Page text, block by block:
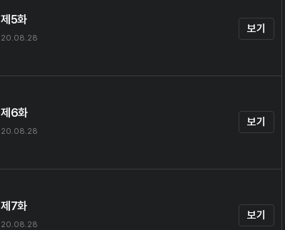
제5화
20.08.28
보기
제6화
20.08.28
보기
제7화
20.08.28
보기